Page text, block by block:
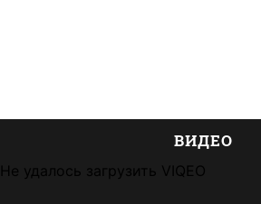
ВИДЕО
Не удалось загрузить VIQEO